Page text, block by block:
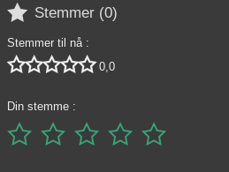
 Stemmer (0)
Stemmer til nå :
 0,0
Din stemme :
    